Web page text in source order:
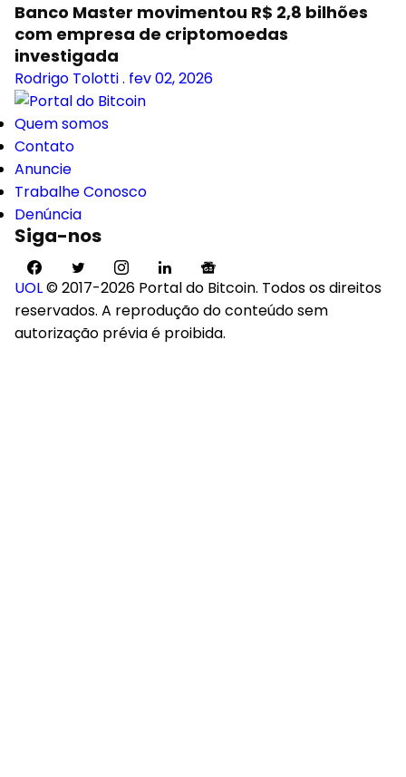
Banco Master movimentou R$ 2,8 bilhões
com empresa de criptomoedas
investigada
Rodrigo Tolotti. fev 02, 2026
Quem somos
Contato
Anuncie
Trabalhe Conosco
Denúncia
Siga-nos
UOL© 2017-2026 Portal do Bitcoin. Todos os direitos
reservados. A reprodução do conteúdo sem
autorização prévia é proibida.